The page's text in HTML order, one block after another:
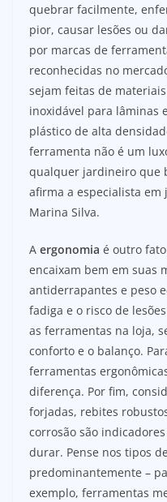
quebrar facilmente,
pior, causar lesões ou
por marcas de
reconhecidas no
sejam feitas de
inoxidável para lâminas
plástico de alta
ferramenta não é um
qualquer jardineiro que
afirma a especialista
Marina Silva.
A ergonomia é outro
encaixam bem em suas
antiderrapantes e peso
fadiga e o risco de
as ferramentas na loja,
conforto e o balanço.
ferramentas
diferença. Por fim,
forjadas, rebites
corrosão são
durar. Pense nos tipos
predominantemente –
exemplo, ferramentas